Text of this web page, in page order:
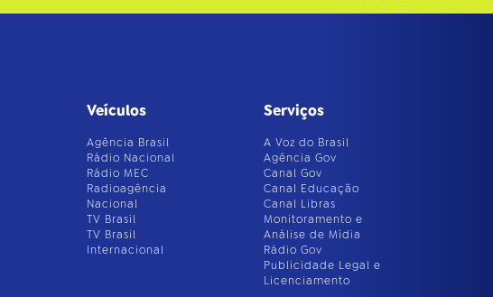
Veículos
Agência Brasil
Rádio Nacional
Rádio MEC
Radioagência
Nacional
TV Brasil
TV Brasil
Internacional
Serviços
A Voz do Brasil
Agência Gov
Canal Gov
Canal Educação
Canal Libras
Monitoramento e
Análise de Mídia
Rádio Gov
Publicidade Legal e
Licenciamento